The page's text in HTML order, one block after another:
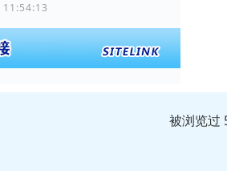
被浏览过